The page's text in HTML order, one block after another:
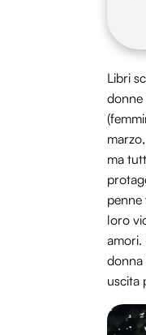
Libri
donne
ma
penne
loro
amori.
donna
uscita